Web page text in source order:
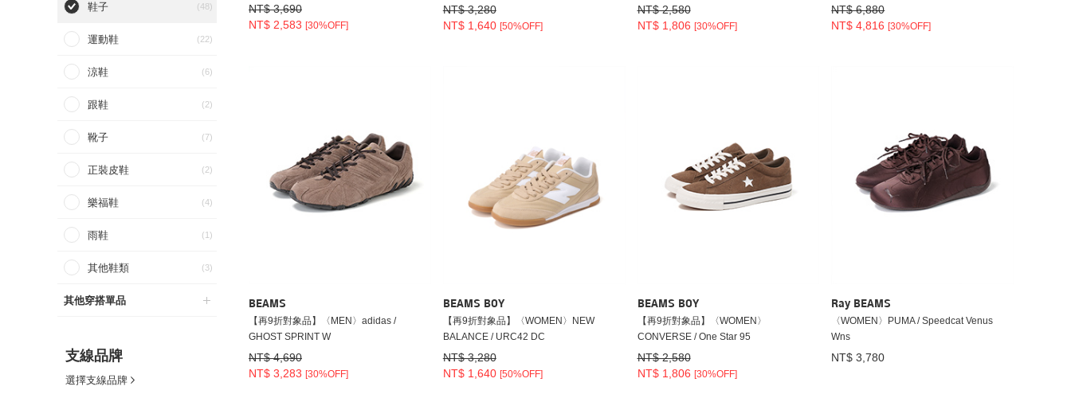
鞋子 (48)
運動鞋 (22)
涼鞋 (6)
跟鞋 (2)
靴子 (7)
正裝皮鞋 (2)
樂福鞋 (4)
雨鞋 (1)
其他鞋類 (3)
其他穿搭單品
支線品牌
選擇支線品牌
NT$ 3,690
NT$ 2,583 [30%OFF]
NT$ 3,280
NT$ 1,640 [50%OFF]
NT$ 2,580
NT$ 1,806 [30%OFF]
NT$ 6,880
NT$ 4,816[30%OFF]
BEAMS
【再9折對象品】〈MEN〉adidas /
GHOST SPRINT W
NT$ 4,690
NT$ 3,283 [30%OFF]
BEAMS BOY
【再9折對象品】〈WOMEN〉NEW
BALANCE / URC42 DC
NT$ 3,280
NT$ 1,640 [50%OFF]
BEAMS BOY
【再9折對象品】〈WOMEN〉
CONVERSE / One Star 95
NT$ 2,580
NT$ 1,806 [30%OFF]
Ray BEAMS
〈WOMEN〉PUMA / Speedcat Venus
Wns
NT$ 3,780